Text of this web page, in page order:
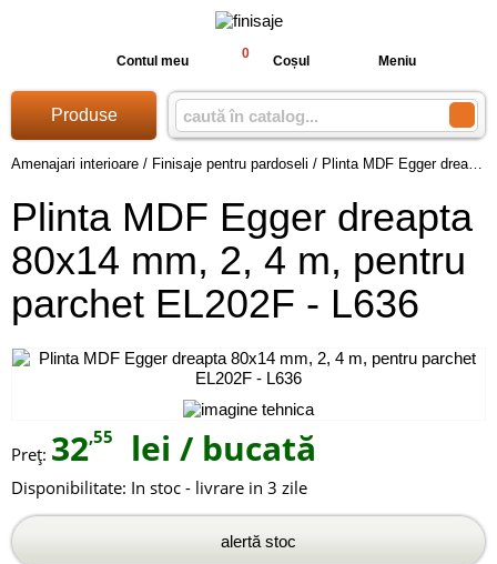
Contul meu 0 Coșul Meniu
Produse
Amenajari interioare / Finisaje pentru pardoseli / Plinta MDF Egger dreapta 80x14 mm, 2, 4 m, pentru parchet EL202F - L636
Plinta MDF Egger dreapta
80x14 mm, 2, 4 m, pentru
parchet EL202F - L636
Preţ: 32,55 lei / bucată
Disponibilitate: In stoc - livrare in 3 zile
alertă stoc